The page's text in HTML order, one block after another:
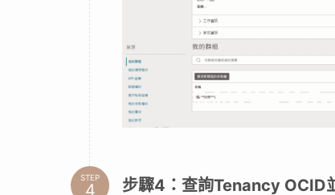
oci -v
STEP 步驟3：查詢User OCID並記錄